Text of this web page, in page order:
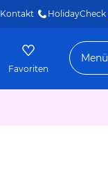
Kontakt HolidayCheck
Favoriten
Menü